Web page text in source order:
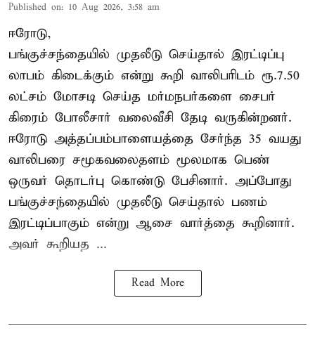
Published on: 10 Aug 2026, 3:58 am
ஈரோடு,
பங்குச்சந்தையில் முதலீடு செய்தால் இரட்டிப்பு
லாபம் கிடைக்கும் என்று கூறி வாலிபரிடம் ரூ.7.50
லட்சம் மோசடி செய்த மர்மநபர்களை சைபர்
கிரைம் போலீசார் வலைவீசி தேடி வருகின்றனர்.
ஈரோடு அத்தப்பம்பாளையத்தை சேர்ந்த 35 வயது
வாலிபரை சமூகவலைதளம் மூலமாக பெண்
ஒருவர் தொடர்பு கொண்டு பேசினார். அப்போது
பங்குச்சந்தையில் முதலீடு செய்தால் பணம்
இரட்டிப்பாகும் என்று ஆசை வார்த்தை கூறினார்.
அவர் கூறியத ...
Read More